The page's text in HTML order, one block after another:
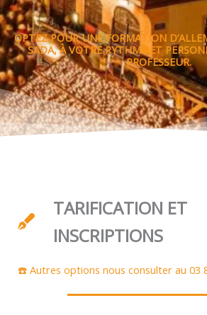
OPTEZ POUR UNE FORMATION
SADA, À VOTRE RYTHME ET
PROFESSEUR.
TARIFICATION ET
INSCRIPTIONS
☎️ Autres options nous consulter au 03